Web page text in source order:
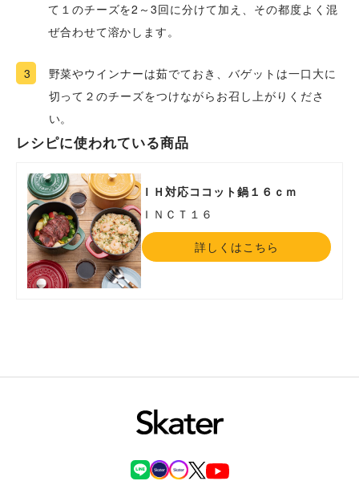
て１のチーズを2～3回に分けて加え、その都度よく混
ぜ合わせて溶かします。
3
野菜やウインナーは茹でておき、バゲットは一口大に
切って２のチーズをつけながらお召し上がりくださ
い。
レシピに使われている商品
ＩＨ対応ココット鍋１６ｃｍ
ＩＮＣＴ１６
詳しくはこちら